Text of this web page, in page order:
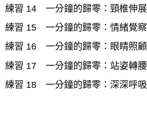
練習 14 一分鐘的歸零：頸椎伸展
練習 15 一分鐘的歸零：情緒覺察
練習 16 一分鐘的歸零：眼睛照顧
練習 17 一分鐘的歸零：站姿轉腰
練習 18 一分鐘的歸零：深深呼吸